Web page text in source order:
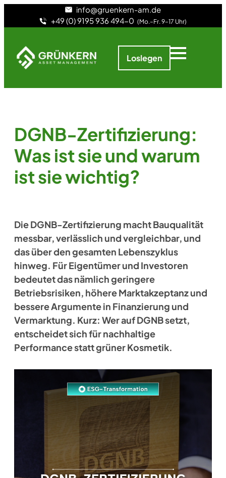
info@gruenkern-am.de
+49 (0) 9195 936 494-0 (Mo.–Fr. 9–17 Uhr)
Loslegen
DGNB-Zertifizierung:
Was ist sie und warum
ist sie wichtig?
Die DGNB-Zertifizierung macht Bauqualität
messbar, verlässlich und vergleichbar, und
das über den gesamten Lebenszyklus
hinweg. Für Eigentümer und Investoren
bedeutet das nämlich geringere
Betriebsrisiken, höhere Marktakzeptanz und
bessere Argumente in Finanzierung und
Vermarktung. Kurz: Wer auf DGNB setzt,
entscheidet sich für nachhaltige
Performance statt grüner Kosmetik.